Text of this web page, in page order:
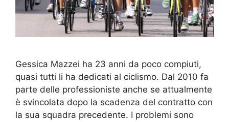
Gessica Mazzei ha 23 anni da poco compiuti,
quasi tutti li ha dedicati al ciclismo. Dal 2010 fa
parte delle professioniste anche se attualmente
è svincolata dopo la scadenza del contratto con
la sua squadra precedente. I problemi sono